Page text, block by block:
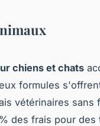
chiens et chats
formules
vétérinaires sans
des frais pour des